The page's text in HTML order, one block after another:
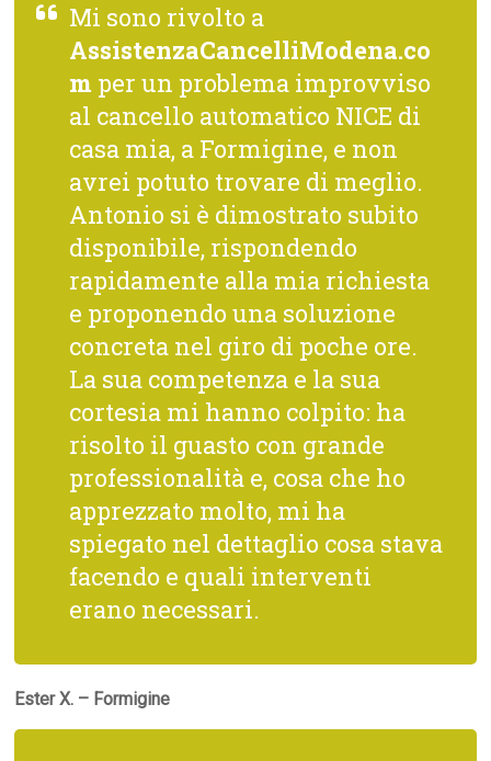
Mi sono rivolto a
AssistenzaCancelliModena.co
m per un problema improvviso
al cancello automatico NICE di
casa mia, a Formigine, e non
avrei potuto trovare di meglio.
Antonio si è dimostrato subito
disponibile, rispondendo
rapidamente alla mia richiesta
e proponendo una soluzione
concreta nel giro di poche ore.
La sua competenza e la sua
cortesia mi hanno colpito: ha
risolto il guasto con grande
professionalità e, cosa che ho
apprezzato molto, mi ha
spiegato nel dettaglio cosa stava
facendo e quali interventi
erano necessari.
Ester X. – Formigine